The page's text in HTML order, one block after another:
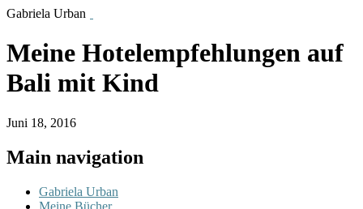
Gabriela Urban
Meine Hotelempfehlungen auf
Bali mit Kind
Juni 18, 2016
Main navigation
Gabriela Urban
Meine Bücher